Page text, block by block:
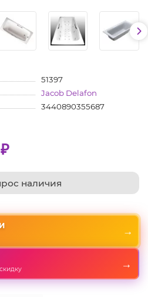
51397
Jacob Delafon
3440890355687
наличия
→
→